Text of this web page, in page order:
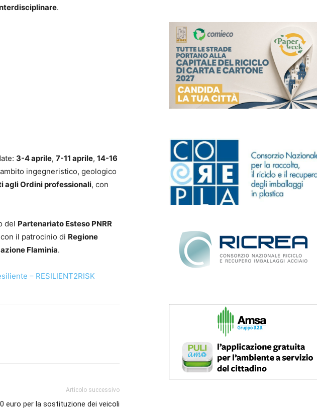
.
3-4 aprile, 7-11 aprile, 14-16
ingegneristico, geologico
agli Ordini professionali, con
del Partenariato Esteso PNRR
il patrocinio di Regione
Flaminia.
– RESILIENT2RISK
Articolo successivo
euro per la sostituzione dei veicoli